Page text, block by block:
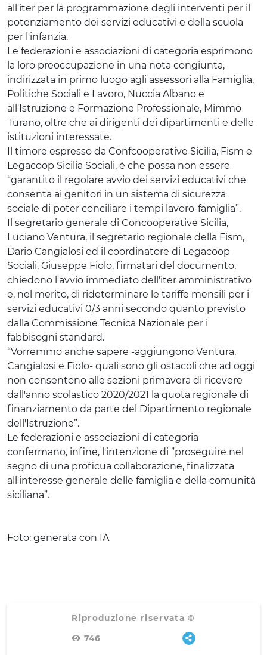
all'iter per la programmazione degli interventi per il
potenziamento dei servizi educativi e della scuola
per l'infanzia.
Le federazioni e associazioni di categoria esprimono
la loro preoccupazione in una nota congiunta,
indirizzata in primo luogo agli assessori alla Famiglia,
Politiche Sociali e Lavoro, Nuccia Albano e
all'Istruzione e Formazione Professionale, Mimmo
Turano, oltre che ai dirigenti dei dipartimenti e delle
istituzioni interessate.
Il timore espresso da Confcooperative Sicilia, Fism e
Legacoop Sicilia Sociali, è che possa non essere
“garantito il regolare avvio dei servizi educativi che
consenta ai genitori in un sistema di sicurezza
sociale di poter conciliare i tempi lavoro-famiglia”.
Il segretario generale di Concooperative Sicilia,
Luciano Ventura, il segretario regionale della Fism,
Dario Cangialosi ed il coordinatore di Legacoop
Sociali, Giuseppe Fiolo, firmatari del documento,
chiedono l'avvio immediato dell'iter amministrativo
e, nel merito, di rideterminare le tariffe mensili per i
servizi educativi 0/3 anni secondo quanto previsto
dalla Commissione Tecnica Nazionale per i
fabbisogni standard.
“Vorremmo anche sapere -aggiungono Ventura,
Cangialosi e Fiolo- quali sono gli ostacoli che ad oggi
non consentono alle sezioni primavera di ricevere
dall'anno scolastico 2020/2021 la quota regionale di
finanziamento da parte del Dipartimento regionale
dell'Istruzione”.
Le federazioni e associazioni di categoria
confermano, infine, l'intenzione di ”proseguire nel
segno di una proficua collaborazione, finalizzata
all'interesse generale delle famiglia e della comunità
siciliana”.
Foto: generata con IA
Riproduzione riservata ©
746